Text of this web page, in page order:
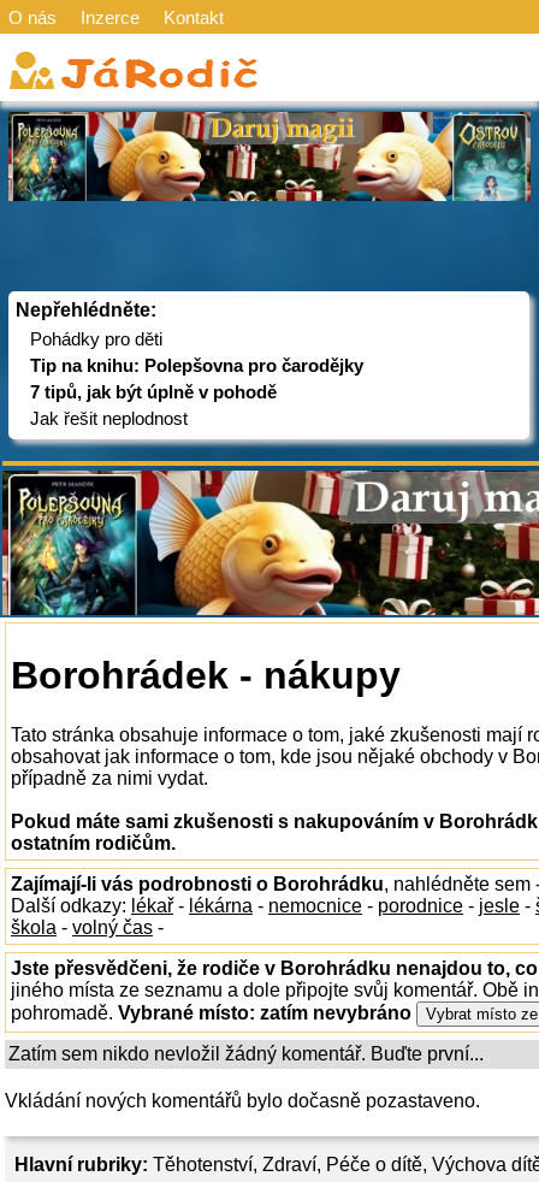
O nás Inzerce Kontakt
Nepřehlédněte:
Pohádky pro děti
Tip na knihu: Polepšovna pro čarodějky
7 tipů, jak být úplně v pohodě
Jak řešit neplodnost
Hlavní rubriky: Těhotenství, Zdraví, Péče o dítě, Výchova
Borohrádek - nákupy
Tato stránka obsahuje informace o tom, jaké zkušenosti mají
obsahovat jak informace o tom, kde jsou nějaké obchody v
případně za nimi vydat.
Pokud máte sami zkušenosti s nakupováním v
ostatním rodičům.
Zajímají-li vás podrobnosti o Borohrádku, nahlédněte sem
Další odkazy: lékař - lékárna - nemocnice - porodnice - jesle -
škola - volný čas -
Jste přesvědčeni, že rodiče v Borohrádku nenajdou to,
jiného místa ze seznamu a dole připojte svůj komentář. Obě
pohromadě. Vybrané místo: zatím nevybráno
Zatím sem nikdo nevložil žádný komentář. Buďte první...
Vkládání nových komentářů bylo dočasně pozastaveno.